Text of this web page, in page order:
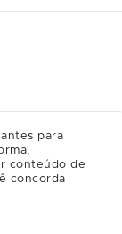
para
conteúdo de
concorda